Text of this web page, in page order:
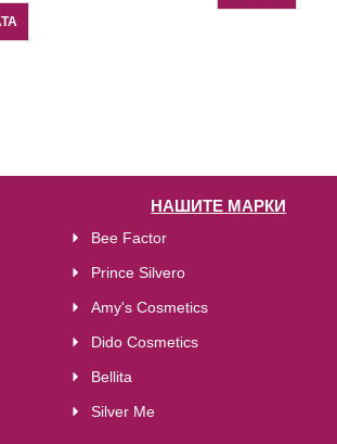
НАШИТЕ МАРКИ
Bee Factor
Prince Silvero
Amy's Cosmetics
Dido Cosmetics
Bellita
Silver Me